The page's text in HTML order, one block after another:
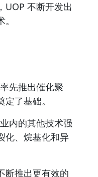
UOP 不断开发出
。
先推出催化聚
定了基础。
内的其他技术强
化、烷基化和异
断推出更有效的